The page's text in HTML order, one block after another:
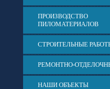
ПРОИЗВОДСТВО
ПИЛОМАТЕРИАЛОВ
СТРОИТЕЛЬНЫЕ
РЕМОНТНО-
НАШИ ОБЪЕКТЫ